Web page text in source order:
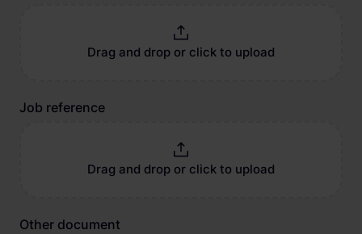
Drag and drop or click to upload
Job reference
Drag and drop or click to upload
Other document